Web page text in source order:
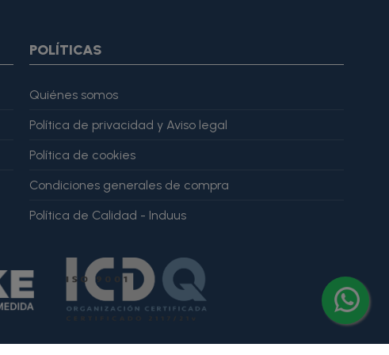
POLÍTICAS
Quiénes somos
Política de privacidad y Aviso legal
Política de cookies
Condiciones generales de compra
Política de Calidad - Induus
"ratingValue": 4, "bestRating": 5 }, "reviewBody": "Este producto